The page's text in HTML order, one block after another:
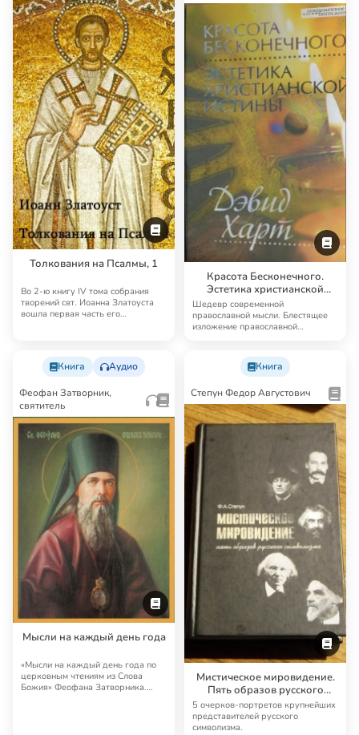
Толкования на Псалмы, 1
Во 2-ю книгу IV тома собрания
творений свт. Иоанна Златоуста
вошла первая часть его
Красота Бесконечного.
Эстетика христианской
истины
Шедевр современной
православной мысли. Блестящее
изложение православной
Книга Аудио
Феофан Затворник,
святитель
Мысли на каждый день года
«Мысли на каждый день года по
церковным чтениям из Слова
Божия» Феофана Затворника.
Книга
Степун Федор Августович
Мистическое мировидение.
Пять образов русского
символизма
5 очерков-портретов крупнейших
представителей русского
символизма.